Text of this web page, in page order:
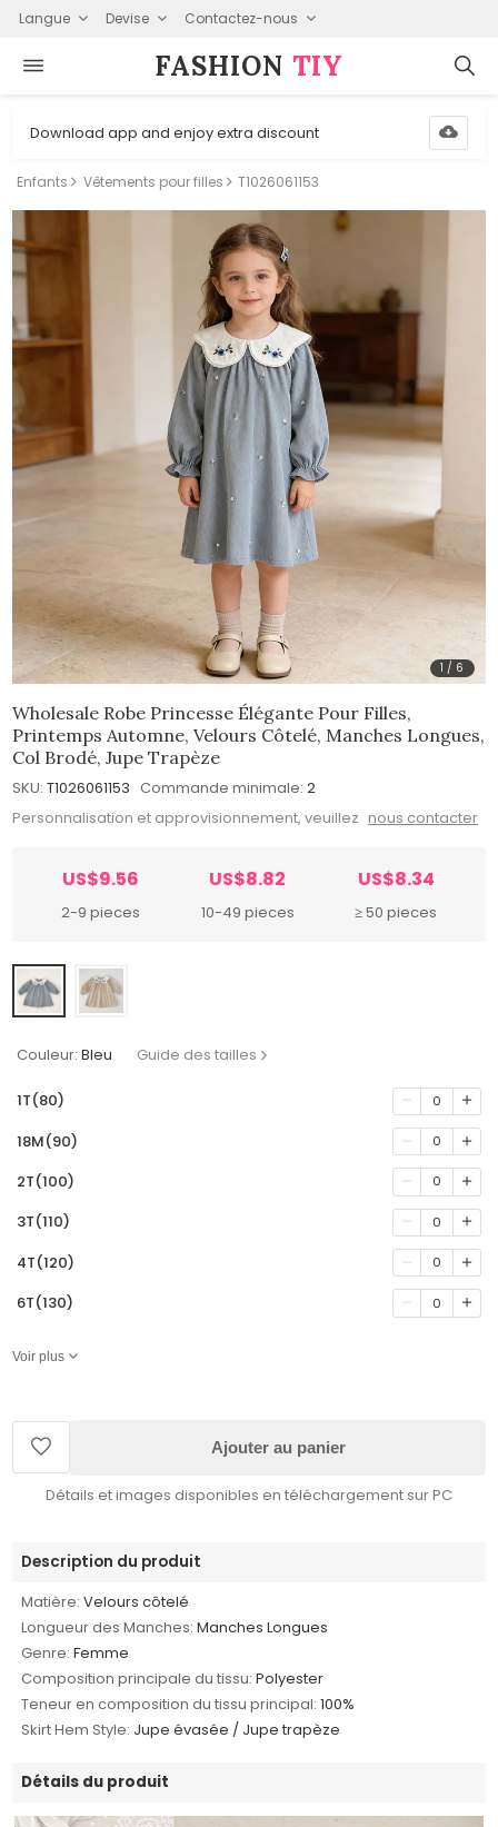
Langue Devise Contactez-nous
FASHION⁠ TIY
Download app and enjoy extra discount
Enfants Vêtements pour filles T1026061153
1 / 6
Wholesale Robe Princesse Élégante Pour Filles,
Printemps Automne, Velours Côtelé, Manches Longues,
Col Brodé, Jupe Trapèze
SKU: T1026061153 Commande minimale: 2
Personnalisation et approvisionnement, veuillez nous contacter
US$9.56
2-9 pieces
US$8.82
10-49 pieces
US$8.34
≥ 50 pieces
Couleur: Bleu Guide des tailles
1T(80) 0
18M(90) 0
2T(100) 0
3T(110) 0
4T(120) 0
6T(130) 0
Voir plus
Ajouter au panier
Détails et images disponibles en téléchargement sur PC
Description du produit
Matière: Velours côtelé
Longueur des Manches: Manches Longues
Genre: Femme
Composition principale du tissu: Polyester
Teneur en composition du tissu principal: 100%
Skirt Hem Style: Jupe évasée / Jupe trapèze
Détails du produit